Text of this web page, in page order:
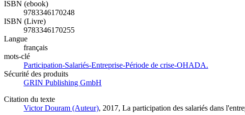
ISBN (ebook)
9783346170248
ISBN (Livre)
9783346170255
Langue
français
mots-clé
Participation-Salariés-Entreprise-Période de crise-OHADA.
Sécurité des produits
GRIN Publishing GmbH
Citation du texte
Victor Douram (Auteur), 2017, La participation des salariés dans